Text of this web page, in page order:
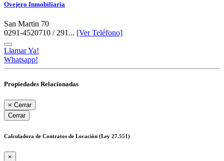
Ovejero Inmobiliaria
San Martin 70
0291-4520710 / 291... [Ver Teléfono]
Llamar Ya!
Whatsapp!
Propiedades Relacionadas
× Cerrar
Cerrar
Calculadora de Contratos de Locación (Ley 27.551)
×